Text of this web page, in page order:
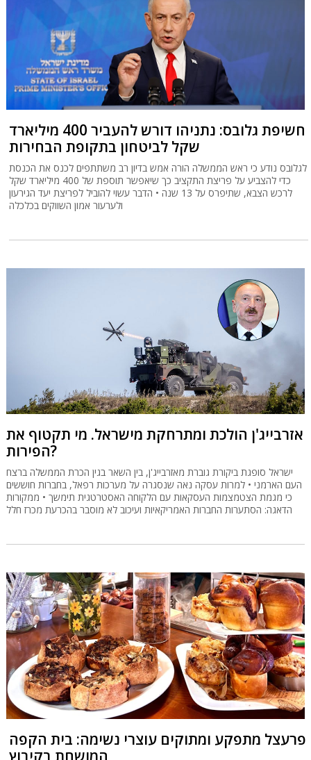
חשיפת גלובס: נתניהו דורש להעביר 400 מיליארד
שקל לביטחון בתקופת הבחירות
לגלובס נודע כי ראש הממשלה הורה אמש בדיון רב משתתפים לכנס את הכנסת
כדי להצביע על פריצת התקציב כך שיאפשר תוספת של 400 מיליארד שקל
לרכש הצבא, שתיפרס על 13 שנה • הדבר עשוי להוביל לפריצת יעד הגירעון
ולערעור אמון השווקים בכלכלה
אזרבייג'ן הולכת ומתרחקת מישראל. מי תקטוף את
הפירות?
ישראל סופגת ביקורת גוברת מאזרבייג'ן, בין השאר בגין הכרת הממשלה ברצח
העם הארמני • למרות עסקה נאה שנסגרה על מערכות רפאל, בחברות חוששים
כי מגמת הצטמצמות העסקאות עם הלקוחה האסטרטגית תימשך • ממקורות
הדאגה: הסתערות החברות האמריקאיות ועיכוב לא מוסבר בהכרעת מכרז חלל
פרעצל מתפקע ומתוקים עוצרי נשימה: בית הקפה
המושחת בקיבוץ